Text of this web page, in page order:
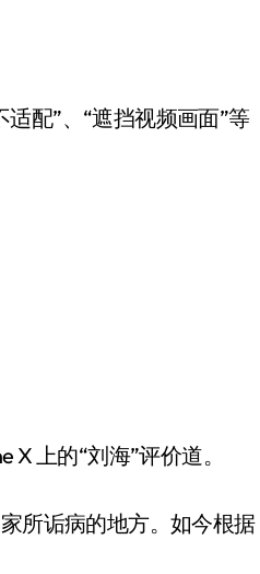
配”、“遮挡视频画面”等
X 上的“刘海”评价道。
所诟病的地方。如今根据